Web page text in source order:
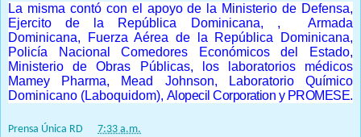
La misma contó con el apoyo de la Ministerio de Defensa,
Ejercito de la República Dominicana, , Armada
Dominicana, Fuerza Aérea de la República Dominicana,
Policía Nacional Comedores Económicos del Estado,
Ministerio de Obras Públicas, los laboratorios médicos
Mamey Pharma, Mead Johnson, Laboratorio Químico
Dominicano (Laboquidom), Alopecil Corporation y PROMESE.
Prensa Única RD 7:33 a.m.